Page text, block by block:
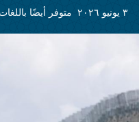
٣ يونيو ٢٠٢٦ متوفر أيضًا